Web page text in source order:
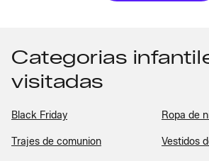
Categorias
visitadas
Black Friday Ropa de
Trajes de comunion Vestidos